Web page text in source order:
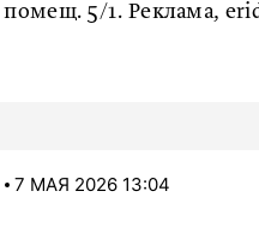
помещ. 5/1. Реклама,
7 МАЯ 2026 13:04